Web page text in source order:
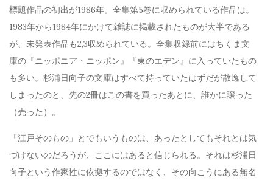
標題作品の初出が1986年。全集第5巻に収められている作品は。
1983年から1984年にかけて雑誌に掲載されたものが大半である
が、未発表作品も2,3収められている。全集収録前にはちくま文
庫の『ニッポニア・ニッポン』『東のエデン』に入っていたもの
も多い。杉浦日向子の文庫はすべて持っていたはずだが散逸して
しまったのと、先の2冊はこの書を買ったあとに、誰かに譲った
（売った）。
「江戸そのもの」とでもいうものは、あったとしてもそれとは気
づけないのだろうが、ここにはあると信じられる。それは杉浦日
向子という作家性に依拠するのではなく、その向こうにある無名